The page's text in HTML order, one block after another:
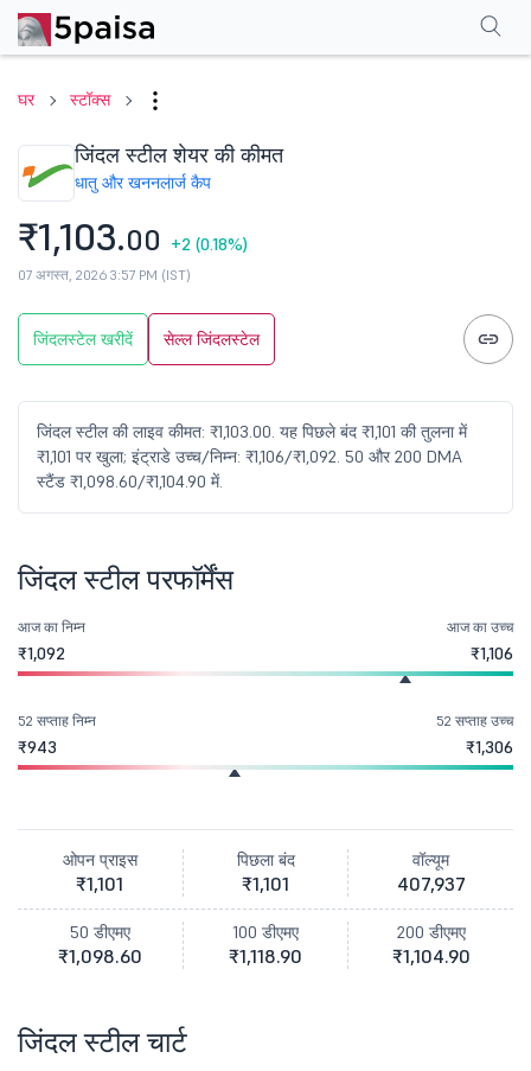
घर स्टॉक्स
जिंदल स्टील शेयर की कीमत
धातु और खननलार्ज कैप
₹1,103.00 +2 (0.18%)
07 अगस्त, 2026 3:57 PM (IST)
जिंदलस्टेल खरीदें सेल्ल जिंदलस्टेल
जिंदल स्टील की लाइव कीमत: ₹1,103.00. यह पिछले बंद ₹1,101 की तुलना में
₹1,101 पर खुला; इंट्राडे उच्च/निम्न: ₹1,106/₹1,092. 50 और 200 DMA
स्टैंड ₹1,098.60/₹1,104.90 में.
परफॉर्मेंसफाइनेंशियल्स सामान्य
जिंदल स्टील परफॉर्मेंस
आज का निम्न
₹1,092
आज का उच्च
₹1,106
52 सप्ताह निम्न
₹943
52 सप्ताह उच्च
₹1,306
ओपन प्राइस
₹1,101
पिछला बंद
₹1,101
वॉल्यूम
407,937
50 डीएमए
₹1,098.60
100 डीएमए
₹1,118.90
200 डीएमए
₹1,104.90
जिंदल स्टील चार्ट